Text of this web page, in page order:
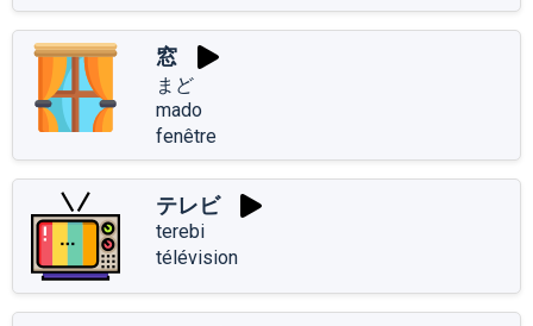
窓
まど
mado
fenêtre
テレビ
terebi
télévision